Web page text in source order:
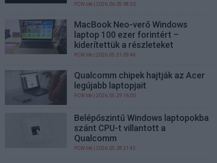
PCW.lite | 2026.06.05 08:30
MacBook Neo-verő Windows
laptop 100 ezer forintért –
kiderítettük a részleteket
PCW.lite | 2026.05.31 09:48
Qualcomm chipek hajtják az Acer
legújabb laptopjait
PCW.lite | 2026.05.29 16:00
Belépőszintű Windows laptopokba
szánt CPU-t villantott a
Qualcomm
PCW.lite | 2026.05.28 21:45